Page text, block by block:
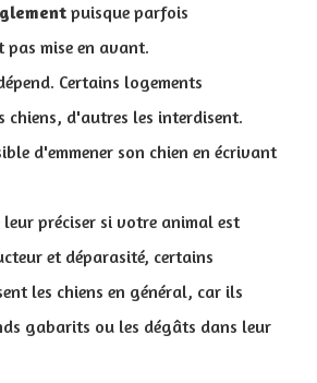
puisque parfois
mise en avant.
Certains logements
chiens, d'autres les interdisent.
d'emmener son chien en écrivant
préciser si votre animal est
et déparasité, certains
les chiens en général, car ils
gabarits ou les dégâts dans leur